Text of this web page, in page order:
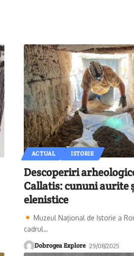
ACTUAL ISTORIE
Descoperiri
Callatis: cununi aurite
elenistice
Muzeul Național de Istorie a
cadrul…
Dobrogea Explore 29/08/2025